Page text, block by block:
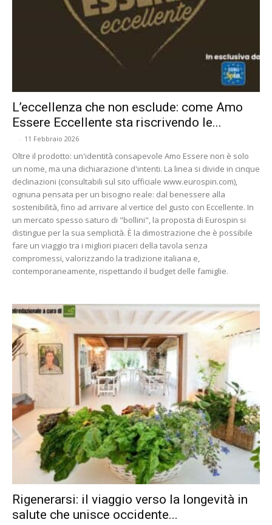
L’eccellenza che non esclude: come Amo
Essere Eccellente sta riscrivendo le...
- 11 Febbraio 2026
Oltre il prodotto: un'identità consapevole Amo Essere non è solo
un nome, ma una dichiarazione d'intenti. La linea si divide in cinque
declinazioni (consultabili sul sito ufficiale www.eurospin.com),
ognuna pensata per un bisogno reale: dal benessere alla
sostenibilità, fino ad arrivare al vertice del gusto con Eccellente. In
un mercato spesso saturo di "bollini", la proposta di Eurospin si
distingue per la sua semplicità. È la dimostrazione che è possibile
fare un viaggio tra i migliori piaceri della tavola senza
compromessi, valorizzando la tradizione italiana e,
contemporaneamente, rispettando il budget delle famiglie.
Rigenerarsi: il viaggio verso la longevità in
salute che unisce occidente...